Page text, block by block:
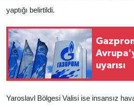
yaptığı belirtildi.
uyarısı
Yaroslavl Bölgesi Valisi ise insansız hava